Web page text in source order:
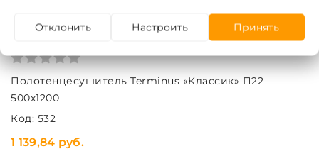
Полотенцесушитель Terminus «Классик» П22
500х1200
Код: 532
1 139,84 руб.
Отклонить Настроить Принять